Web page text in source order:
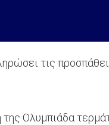
τις
Ολυμπιάδα